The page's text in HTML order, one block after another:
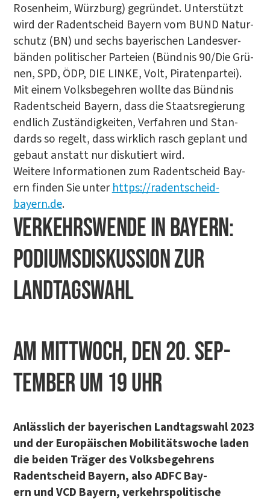
Rosen­heim, Würz­burg) gegrün­det. Unter­stützt
wird der Radent­scheid Bay­ern vom BUND Natur­
schutz (BN) und sechs baye­ri­schen Lan­des­ver­
bän­den poli­ti­scher Par­tei­en (Bünd­nis 90/Die Grü­
nen, SPD, ÖDP, DIE LIN­KE, Volt, Pira­ten­par­tei).
Mit einem Volks­be­geh­ren woll­te das Bünd­nis
Radent­scheid Bay­ern, dass die Staats­re­gie­rung
end­lich Zustän­dig­kei­ten, Ver­fah­ren und Stan­
dards so regelt, dass wirk­lich rasch geplant und
gebaut anstatt nur dis­ku­tiert wird.
Wei­te­re Infor­ma­tio­nen zum Radent­scheid Bay­
ern fin­den Sie unterhttps://radentscheid­
bayern.de.
VER­KEHRS­WEN­DE IN BAY­ERN:
PODI­UMS­DIS­KUS­SI­ON ZUR
LANDTAGSWAHL
am Mitt­woch, den 20. Sep­
tem­ber um 19 Uhr
Anläss­lich der baye­ri­schen Land­tags­wahl 2023
und der Euro­päi­schen Mobi­li­täts­wo­che laden
die bei­den Trä­ger des Volks­be­geh­rens
Radent­scheid Bay­ern, alsoADFC Bay­
ern undVCD Bay­ern, ver­kehrs­po­li­ti­sche